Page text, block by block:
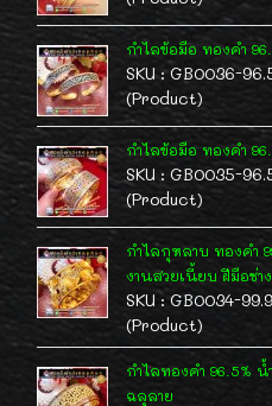
กำไลข้อมือ ทองคำ
SKU : GB0036-
(Product)
กำไลข้อมือ ทองคำ
SKU : GB0035-
(Product)
กำไลกุหลาบ ทองคำ
งานสวยเนี้ยบ ฝีมือช่า
SKU : GB0034-
(Product)
กำไลทองคำ 96.5%
ฉลุลาย